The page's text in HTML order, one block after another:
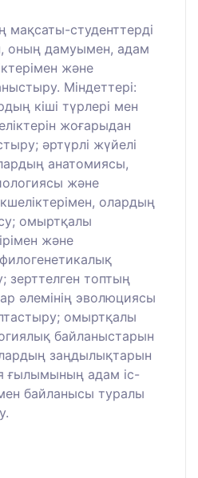
мақсаты-студенттерді
оның дамуымен, адам
және
Міндеттері:
кіші түрлері мен
жоғарыдан
әртүрлі жүйелі
анатомиясы,
және
олардың
омыртқалы
және
зерттелген топтың
әлемінің эволюциясы
омыртқалы
байланыстарын
заңдылықтарын
ғылымының адам іс-
байланысы туралы